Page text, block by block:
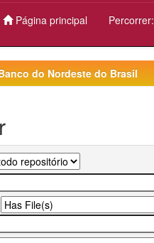
Página principal Percorrer:
do Nordeste do Brasil